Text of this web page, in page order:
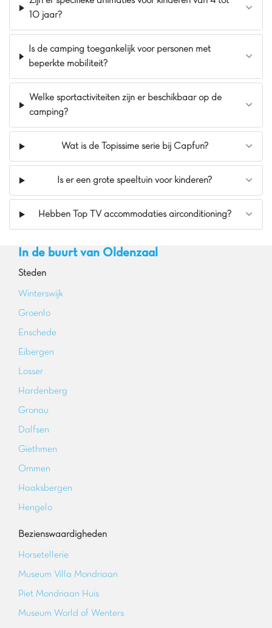
10 jaar?
Is de camping toegankelijk voor personen met
beperkte mobiliteit?
Welke sportactiviteiten zijn er beschikbaar op de
camping?
Wat is de Topissime serie bij Capfun?
Is er een grote speeltuin voor kinderen?
Hebben Top TV accommodaties airconditioning?
In de buurt van Oldenzaal
Steden
Winterswijk
Groenlo
Enschede
Eibergen
Losser
Hardenberg
Gronau
Dalfsen
Giethmen
Ommen
Haaksbergen
Hengelo
Bezienswaardigheden
Horsetellerie
Museum Villa Mondriaan
Piet Mondriaan Huis
Museum World of Wenters